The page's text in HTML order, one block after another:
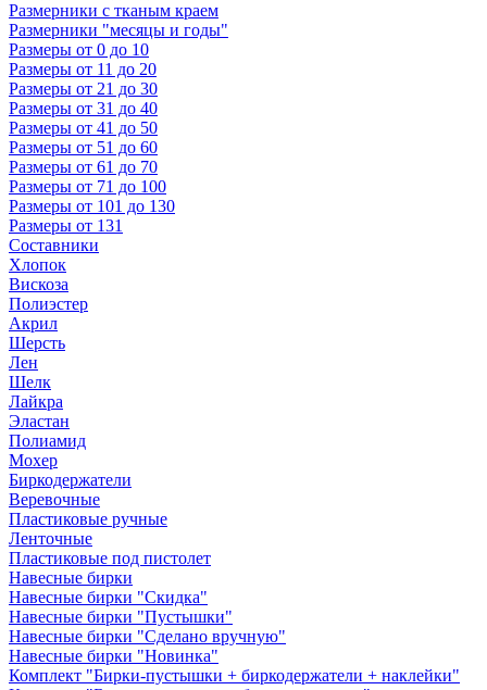
Размерники с тканым краем
Размерники "месяцы и годы"
Размеры от 0 до 10
Размеры от 11 до 20
Размеры от 21 до 30
Размеры от 31 до 40
Размеры от 41 до 50
Размеры от 51 до 60
Размеры от 61 до 70
Размеры от 71 до 100
Размеры от 101 до 130
Размеры от 131
Составники
Хлопок
Вискоза
Полиэстер
Акрил
Шерсть
Лен
Шелк
Лайкра
Эластан
Полиамид
Мохер
Биркодержатели
Веревочные
Пластиковые ручные
Ленточные
Пластиковые под пистолет
Навесные бирки
Навесные бирки "Скидка"
Навесные бирки "Пустышки"
Навесные бирки "Сделано вручную"
Навесные бирки "Новинка"
Комплект "Бирки-пустышки + биркодержатели + наклейки"